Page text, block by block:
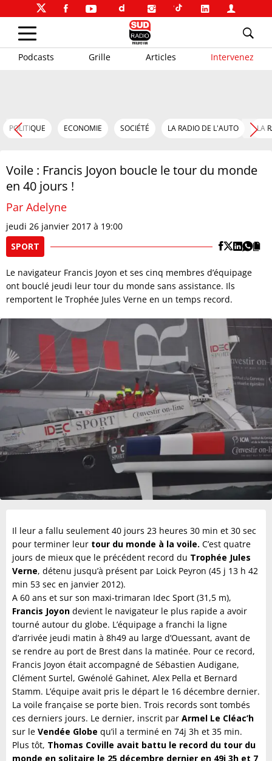
Podcasts Grille Articles Intervenez
POLITIQUE ECONOMIE SOCIÉTÉ LA RADIO DE L'AUTO LA
Voile : Francis Joyon boucle le tour du monde
en 40 jours !
Par Adelyne
jeudi 26 janvier 2017 à 19:00
SPORT
Le navigateur Francis Joyon et ses cinq membres d’équipage
ont bouclé jeudi leur tour du monde sans assistance. Ils
remportent le Trophée Jules Verne en un temps record.
Il leur a fallu seulement 40 jours 23 heures 30 min et 30 sec
pour terminer leur tour du monde à la voile. C’est quatre
jours de mieux que le précédent record du Trophée Jules
Verne, détenu jusqu’à présent par Loick Peyron (45 j 13 h 42
min 53 sec en janvier 2012).
A 60 ans et sur son maxi-trimaran Idec Sport (31,5 m),
Francis Joyon devient le navigateur le plus rapide a avoir
tourné autour du globe. L’équipage a franchi la ligne
d’arrivée jeudi matin à 8h49 au large d’Ouessant, avant de
se rendre au port de Brest dans la matinée. Pour ce record,
Francis Joyon était accompagné de Sébastien Audigane,
Clément Surtel, Gwénolé Gahinet, Alex Pella et Bernard
Stamm. L’équipe avait pris le départ le 16 décembre dernier.
La voile française se porte bien. Trois records sont tombés
ces derniers jours. Le dernier, inscrit par Armel Le Cléac’h
sur le Vendée Globe qu’il a terminé en 74j 3h et 35 min.
Plus tôt, Thomas Coville avait battu le record du tour du
monde en solitaire le 25 décembre dernier en 49j 3h et 7